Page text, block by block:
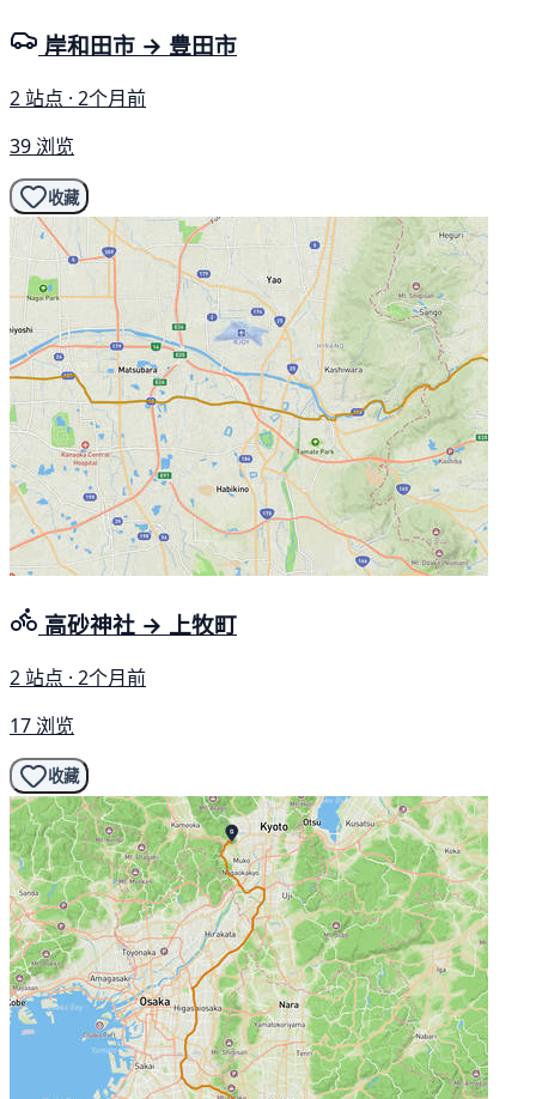
岸和田市 → 豊田市
2 站点 · 2个月前
39 浏览
收藏
高砂神社 → 上牧町
2 站点 · 2个月前
17 浏览
收藏